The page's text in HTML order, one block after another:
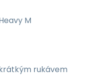
M
rukávem